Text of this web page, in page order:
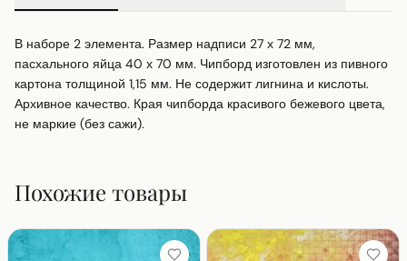
В наборе 2 элемента. Размер надписи 27 х 72 мм,
пасхального яйца 40 х 70 мм. Чипборд изготовлен из пивного
картона толщиной 1,15 мм. Не содержит лигнина и кислоты.
Архивное качество. Края чипборда красивого бежевого цвета,
не маркие (без сажи).
Похожие товары